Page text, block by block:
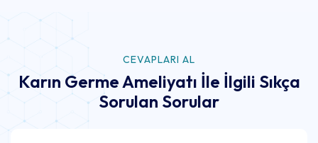
CEVAPLARI AL
Karın Germe Ameliyatı İle İlgili Sıkça
Sorulan Sorular